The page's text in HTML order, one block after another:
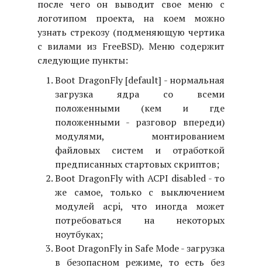
после чего он выводит свое меню с
логотипом проекта, на коем можно
узнать стрекозу (подменяющую чертика
с вилами из FreeBSD). Меню содержит
следующие пункты:
Boot DragonFly [default] - нормальная
загрузка ядра со всеми
положенными (кем и где
положенными - разговор впереди)
модулями, монтированием
файловых систем и отработкой
предписанных стартовых скриптов;
Boot DragonFly with ACPI disabled - то
же самое, только с выключением
модулей acpi, что иногда может
потребоваться на некоторых
ноутбуках;
Boot DragonFly in Safe Mode - загрузка
в безопасном режиме, то есть без